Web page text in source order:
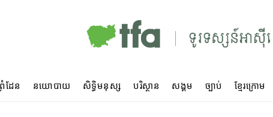
រំដែន នយោបាយ សិទ្ធិមនុស្ស បរិស្ថាន សង្គម ច្បាប់ ខ្មែរក្រោម